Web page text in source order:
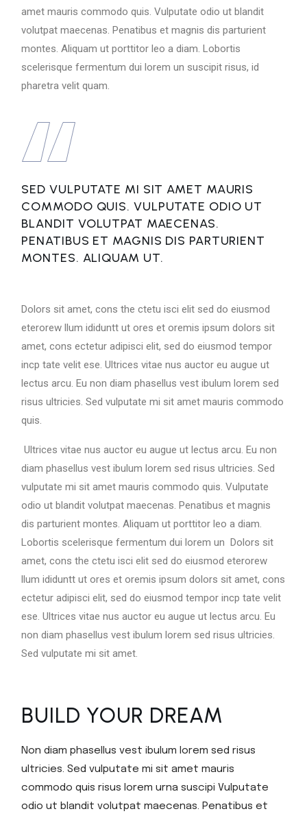
amet mauris commodo quis. Vulputate odio ut blandit
volutpat maecenas. Penatibus et magnis dis parturient
montes. Aliquam ut porttitor leo a diam. Lobortis
scelerisque fermentum dui lorem un suscipit risus, id
pharetra velit quam.
SED VULPUTATE MI SIT AMET MAURIS
COMMODO QUIS. VULPUTATE ODIO UT
BLANDIT VOLUTPAT MAECENAS.
PENATIBUS ET MAGNIS DIS PARTURIENT
MONTES. ALIQUAM UT.
Dolors sit amet, cons the ctetu isci elit sed do eiusmod
eterorew llum ididuntt ut ores et oremis ipsum dolors sit
amet, cons ectetur adipisci elit, sed do eiusmod tempor
incp tate velit ese. Ultrices vitae nus auctor eu augue ut
lectus arcu. Eu non diam phasellus vest ibulum lorem sed
risus ultricies. Sed vulputate mi sit amet mauris commodo
quis.
Ultrices vitae nus auctor eu augue ut lectus arcu. Eu non
diam phasellus vest ibulum lorem sed risus ultricies. Sed
vulputate mi sit amet mauris commodo quis. Vulputate
odio ut blandit volutpat maecenas. Penatibus et magnis
dis parturient montes. Aliquam ut porttitor leo a diam.
Lobortis scelerisque fermentum dui lorem un Dolors sit
amet, cons the ctetu isci elit sed do eiusmod eterorew
llum ididuntt ut ores et oremis ipsum dolors sit amet, cons
ectetur adipisci elit, sed do eiusmod tempor incp tate velit
ese. Ultrices vitae nus auctor eu augue ut lectus arcu. Eu
non diam phasellus vest ibulum lorem sed risus ultricies.
Sed vulputate mi sit amet.
BUILD YOUR DREAM
Non diam phasellus vest ibulum lorem sed risus
ultricies. Sed vulputate mi sit amet mauris
commodo quis risus lorem urna suscipi Vulputate
odio ut blandit volutpat maecenas. Penatibus et